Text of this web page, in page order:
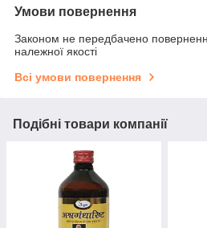
Умови повернення
Законом не передбачено
належної якості
Всі умови повернення
Подібні товари компанії